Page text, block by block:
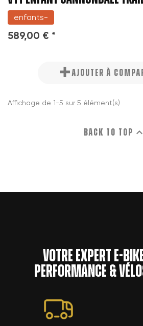
Créer une liste d'envies
((modalTitle))
Connexion
enfants-
589,00 € *
AJOUTER À
Affichage de 1-5 sur 5 élément(s)
Back to top 
Votre expert e-
performance &